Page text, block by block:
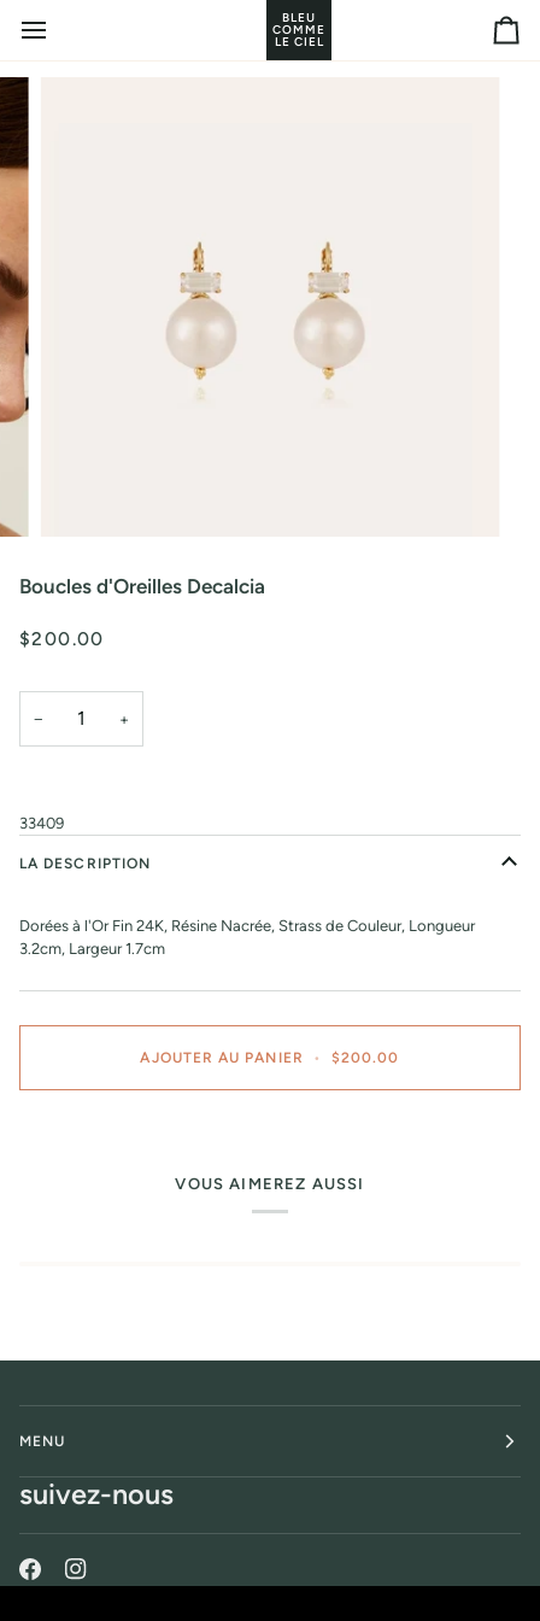
contenu
BLEU
COMME
LE CIEL
Boucles d'Oreilles Decalcia
$200.00
− +
33409
LA DESCRIPTION
Dorées à l'Or Fin 24K, Résine Nacrée, Strass de Couleur, Longueur
3.2cm, Largeur 1.7cm
AJOUTER AU PANIER • $200.00
VOUS AIMEREZ AUSSI
MENU
suivez-nous